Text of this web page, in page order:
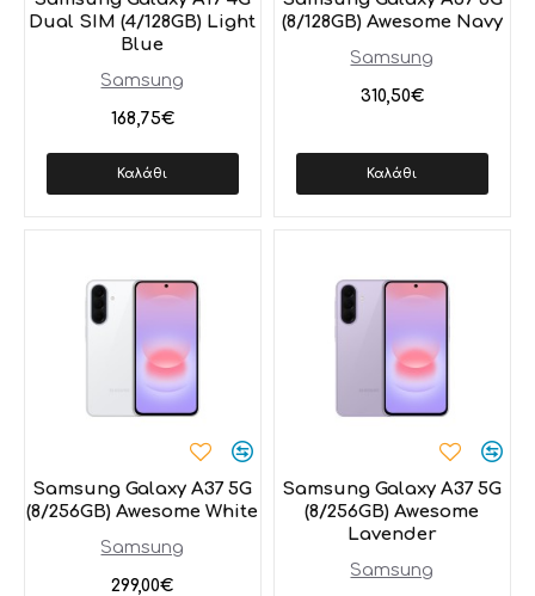
Samsung
Dual SIM (4/128GB) Light
Blue
168,75€
Καλάθι
Samsung
(8/128GB) Awesome Navy
310,50€
Καλάθι
Samsung
Samsung Galaxy A37 5G
(8/256GB) Awesome White
299,00€
Samsung
Samsung Galaxy A37 5G
(8/256GB) Awesome
Lavender